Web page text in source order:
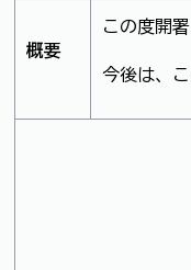
概要
この度開
今後は、